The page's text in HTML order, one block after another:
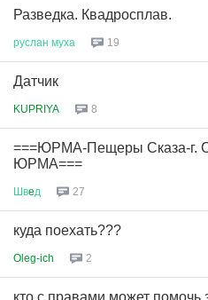
Разведка. Квадросплав.
руслан муха 19
Датчик
KUPRIYA 8
===ЮРМА-Пещеры Сказа-г.
ЮРМА===
Швeд 27
куда поехать???
Oleg-ich 2
кто с правами может помочь